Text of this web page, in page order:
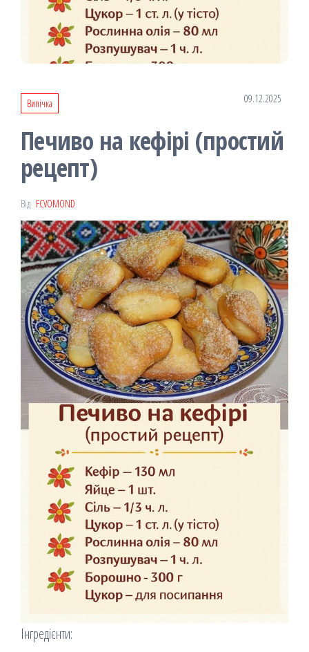
Випічка 09.12.2025
Печиво на кефірі (простий
рецепт)
Від FCVOMOND
Інгредієнти: